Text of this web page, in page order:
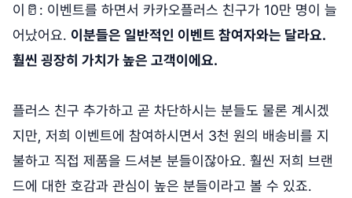
이🥛: 이벤트를 하면서 카카오플러스 친구가 10만 명이 늘
어났어요. 이분들은 일반적인 이벤트 참여자와는 달라요.
훨씬 굉장히 가치가 높은 고객이에요.
플러스 친구 추가하고 곧 차단하시는 분들도 물론 계시겠
지만, 저희 이벤트에 참여하시면서 3천 원의 배송비를 지
불하고 직접 제품을 드셔본 분들이잖아요. 훨씬 저희 브랜
드에 대한 호감과 관심이 높은 분들이라고 볼 수 있죠.